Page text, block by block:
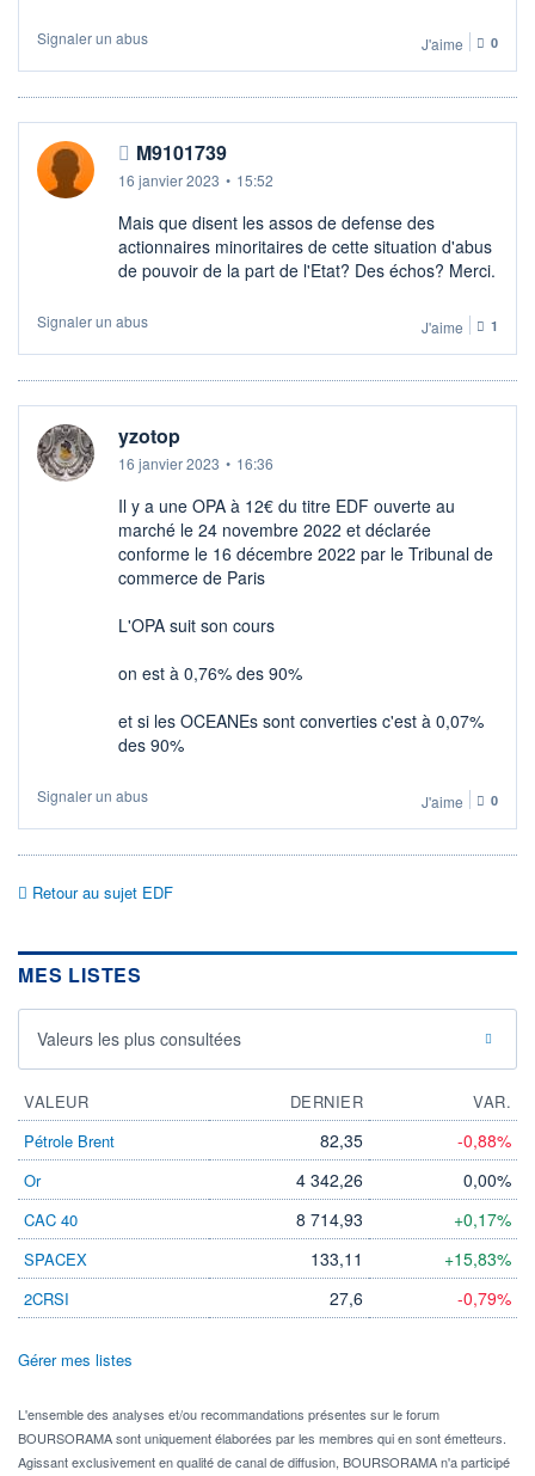
Signaler un abus J'aime 0
M9101739
16 janvier 2023 • 15:52
Mais que disent les assos de defense des
actionnaires minoritaires de cette situation d'abus
de pouvoir de la part de l'Etat? Des échos? Merci.
Signaler un abus J'aime 1
yzotop
16 janvier 2023 • 16:36
Il y a une OPA à 12€ du titre EDF ouverte au
marché le 24 novembre 2022 et déclarée
conforme le 16 décembre 2022 par le Tribunal de
commerce de Paris
L'OPA suit son cours
on est à 0,76% des 90%
et si les OCEANEs sont converties c'est à 0,07%
des 90%
Signaler un abus J'aime 0
Retour au sujet EDF
MES LISTES
Valeurs les plus consultées
VALEUR DERNIER
VAR.
Pétrole Brent
82,35 -0,88%
Or 4 342,26 0,00%
CAC 40 8 714,93 +0,17%
SPACEX 133,11 +15,83%
2CRSI 27,6 -0,79%
Gérer mes listes
L'ensemble des analyses et/ou recommandations présentes sur le forum
BOURSORAMA sont uniquement élaborées par les membres qui en sont émetteurs.
Agissant exclusivement en qualité de canal de diffusion, BOURSORAMA n'a participé